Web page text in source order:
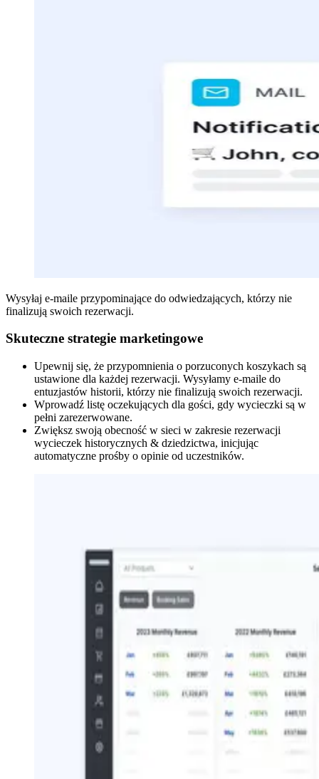
Wysyłaj e-maile przypominające do odwiedzających, którzy nie
finalizują swoich rezerwacji.
Skuteczne strategie marketingowe
Upewnij się, że przypomnienia o porzuconych koszykach są
ustawione dla każdej rezerwacji. Wysyłamy e-maile do
entuzjastów historii, którzy nie finalizują swoich rezerwacji.
Wprowadź listę oczekujących dla gości, gdy wycieczki są w
pełni zarezerwowane.
Zwiększ swoją obecność w sieci w zakresie rezerwacji
wycieczek historycznych & dziedzictwa, inicjując
automatyczne prośby o opinie od uczestników.